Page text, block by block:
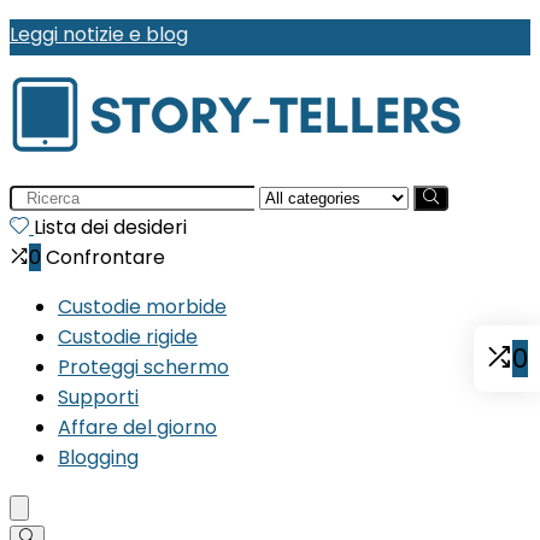
Leggi notizie e blog
Search
for:Lista dei desideri
0 Confrontare
Custodie morbide
Custodie rigide
Proteggi schermo
Supporti
Affare del giorno
Blogging
0